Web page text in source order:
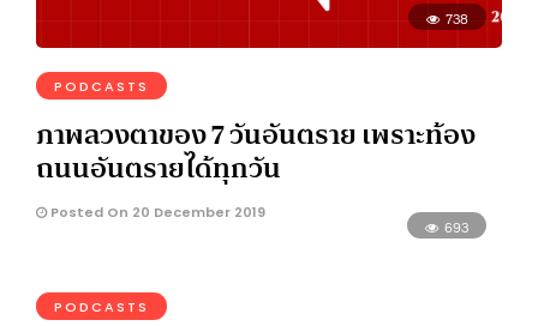
738
PODCASTS
ภาพลวงตาของ 7 วันอันตราย เพราะท้อง
ถนนอันตรายได้ทุกวัน
Posted On 20 December 2019
693
PODCASTS